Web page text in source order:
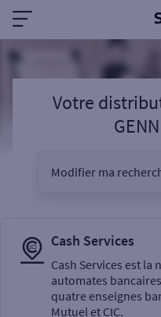
Votre
Modifier ma
Sélectionnez votre
Cash Services
Cash Services est la
automates
quatre enseignes
Mutuel et CIC.